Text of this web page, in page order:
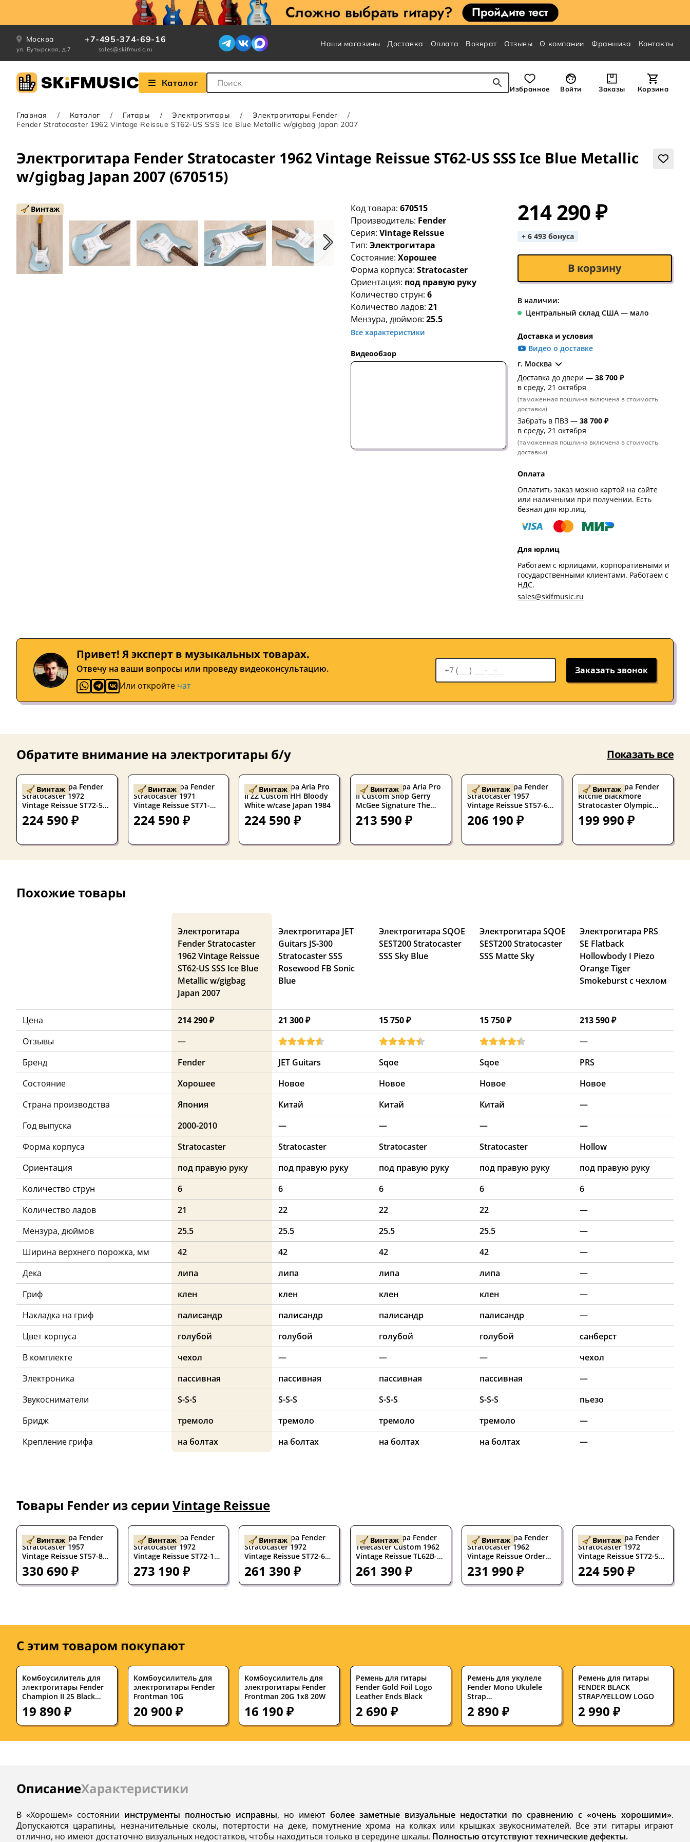
Москва
ул. Бутырская, д.7
+7-495-374-69-16
sales@skifmusic.ru
Наши магазины Доставка Оплата Возврат Отзывы О компании Франшиза Контакты
Каталог Поле для Поиска
Избранное Войти Заказы Корзина
Главная Каталог Гитары Электрогитары
Электрогитары Fender
Fender Stratocaster 1962 Vintage Reissue ST62-US SSS Ice Blue Metallic w/gigbag Japan 2007
Электрогитара Fender Stratocaster 1962 Vintage Reissue ST62-US SSS Ice Blue Metallic
w/gigbag Japan 2007 (670515)
Винтаж Код товара:670515
Производитель: Fender
Серия:Vintage Reissue
Тип:Электрогитара
Состояние:Хорошее
Форма корпуса:Stratocaster
Ориентация: под правую руку
Количество струн:6
Количество ладов:21
Мензура, дюймов:25.5
Все характеристики
Видеообзор
214 290 ₽
+ 6 493 бонуса
В корзину
В наличии:
Центральный склад США — мало
Доставка и условия
Видео о доставке
г. Москва
Доставка до двери — 38 700 ₽
в среду, 21 октября
(таможенная пошлина включена в стоимость
доставки)
Забрать в ПВЗ — 38 700 ₽
в среду, 21 октября
(таможенная пошлина включена в стоимость
доставки)
Оплата
Оплатить заказ можно картой на сайте
или наличными при получении. Есть
безнал для юр.лиц.
Для юрлиц
Работаем с юрлицами, корпоративными и
государственными клиентами. Работаем с
НДС.
sales@skifmusic.ru
Привет! Я эксперт в музыкальных товарах.
Отвечу на ваши вопросы или проведу видеоконсультацию.
Или откройте чат
Заказать звонок
Обратите внимание на электрогитары б/у Показать все
Винтаж
Электрогитара Fender
Stratocaster 1972
Vintage Reissue ST72-55
SSS Black w/gigbag Japan
1985
224 590 ₽
Винтаж
Электрогитара Fender
Stratocaster 1971
Vintage Reissue ST71-
85TX SSS Natural w/case
Japan 2004
224 590 ₽
Винтаж
Электрогитара Aria Pro
II ZZ Custom HH Bloody
White w/case Japan 1984
224 590 ₽
Винтаж
Электрогитара Aria Pro
II Custom Shop Gerry
McGee Signature The
Ventures SSH Trans
Black w/gigbag Japan
213 590 ₽
Винтаж
Электрогитара Fender
Stratocaster 1957
Vintage Reissue ST57-65L
Left-Handed SSS 2-Tone
Sunburst w/case Japan
206 190 ₽
Винтаж
Электрогитара Fender
Ritchie Blackmore
Stratocaster Olympic
White 2026s
199 990 ₽
Похожие товары
Электрогитара
Fender Stratocaster
1962 Vintage Reissue
ST62-US SSS Ice Blue
Metallic w/gigbag
Japan 2007
Электрогитара JET
Guitars JS-300
Stratocaster SSS
Rosewood FB Sonic
Blue
Электрогитара SQOE
SEST200 Stratocaster
SSS Sky Blue
Электрогитара SQOE
SEST200 Stratocaster
SSS Matte Sky
Электрогитара PRS
SE Flatback
Hollowbody I Piezo
Orange Tiger
Smokeburst с чехлом
Цена 214 290 ₽ 21 300 ₽ 15 750 ₽ 15 750 ₽
213 590 ₽
Отзывы
—
—
Бренд
Fender JET Guitars Sqoe Sqoe
PRS
Состояние
Хорошее Новое Новое Новое
Новое
Страна производства
Япония Китай Китай Китай
—
Год выпуска
2000-2010 — — —
—
Форма корпуса
Stratocaster Stratocaster Stratocaster Stratocaster
Hollow
Ориентация
под правую руку под правую руку под правую руку под правую руку
под правую руку
Количество струн
6 6 6 6
6
Количество ладов
21 22 22 22
—
Мензура, дюймов
25.5 25.5 25.5 25.5
—
Ширина верхнего порожка, мм
42 42 42 42
—
Дека
липа липа липа липа
—
Гриф
клен клен клен клен
—
Накладка на гриф
палисандр палисандр палисандр палисандр
—
Цвет корпуса
голубой голубой голубой голубой
санберст
В комплекте
чехол — — —
чехол
Электроника
пассивная пассивная пассивная пассивная
—
Звукосниматели
S-S-S S-S-S S-S-S S-S-S
пьезо
Бридж
тремоло тремоло тремоло тремоло
—
Крепление грифа
на болтах на болтах на болтах на болтах —
Товары Fender из серии Vintage Reissue
Винтаж
Электрогитара Fender
Stratocaster 1957
Vintage Reissue ST57-85
SSS Black w/gigbag Japan
1983
330 690 ₽
Винтаж
Электрогитара Fender
Stratocaster 1972
Vintage Reissue ST72-115
SSS Natural w/gigbag
Japan 1986
273 190 ₽
Винтаж
Электрогитара Fender
Stratocaster 1972
Vintage Reissue ST72-65
SSS Olympic White
w/gigbag Japan 1985
261 390 ₽
Винтаж
Электрогитара Fender
Telecaster Custom 1962
Vintage Reissue TL62B-
650 SS Candy Apple Red
w/gigbag Japan 1989
261 390 ₽
Винтаж
Электрогитара Fender
Stratocaster 1962
Vintage Reissue Order
Made ST62 SSS Candy
Apple Red w/gigbag
Japan 1991
231 990 ₽
Винтаж
Электрогитара Fender
Stratocaster 1972
Vintage Reissue ST72-55
SSS Black w/gigbag Japan
1985
224 590 ₽
С этим товаром покупают
Комбоусилитель для
электрогитары Fender
Champion II 25 Black
25W 1x8
19 890 ₽
Комбоусилитель для
электрогитары Fender
Frontman 10G
20 900 ₽
Комбоусилитель для
электрогитары Fender
Frontman 20G 1x8 20W
16 190 ₽
Ремень для гитары
Fender Gold Foil Logo
Leather Ends Black
2 690 ₽
Ремень для укулеле
Fender Mono Ukulele
Strap
White/Brown/Yellow
2 890 ₽
Ремень для гитары
FENDER BLACK
STRAP/YELLOW LOGO
2 990 ₽
ОписаниеХарактеристики
Инструкции
В «Хорошем» состоянии инструменты полностью исправны, но имеют более заметные визуальные недостатки по сравнению с «очень хорошими».
Допускаются царапины, незначительные сколы, потертости на деке, помутнение хрома на колках или крышках звукоснимателей. Все эти гитары играют
отлично, но имеют достаточно визуальных недостатков, чтобы находиться только в середине шкалы. Полностью отсутствуют технические дефекты.